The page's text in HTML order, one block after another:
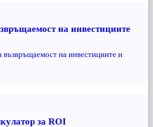
на инвестициите
възвръщаемост на инвестициите и
за ROI